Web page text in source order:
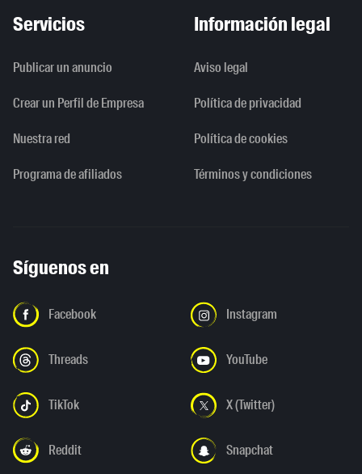
Servicios
Publicar un anuncio
Crear un Perfil de Empresa
Nuestra red
Programa de afiliados
Información legal
Aviso legal
Política de privacidad
Política de cookies
Términos y condiciones
Síguenos en
Facebook Instagram
Threads YouTube
TikTok X (Twitter)
Reddit Snapchat